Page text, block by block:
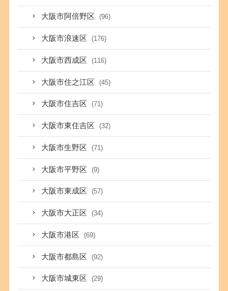
大阪市阿倍野区 (96)
大阪市浪速区 (176)
大阪市西成区 (116)
大阪市住之江区 (45)
大阪市住吉区 (71)
大阪市東住吉区 (32)
大阪市生野区 (71)
大阪市平野区 (9)
大阪市東成区 (57)
大阪市大正区 (34)
大阪市港区 (69)
大阪市都島区 (92)
大阪市城東区 (29)